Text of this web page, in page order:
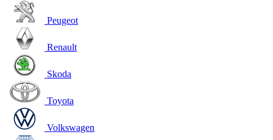
Peugeot
Renault
Skoda
Toyota
Volkswagen